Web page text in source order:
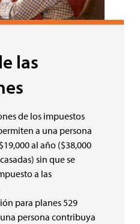
las
de los impuestos
a una persona
al año ($38,000
sin que se
a las
para planes 529
persona contribuya